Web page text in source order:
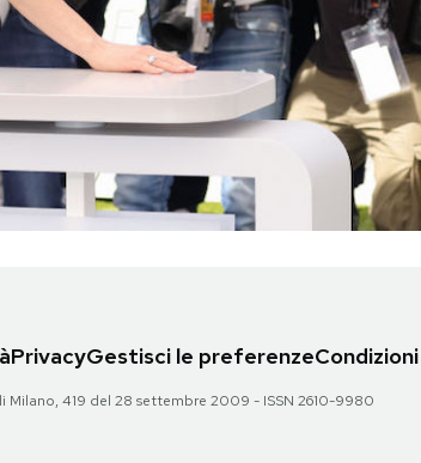
PrivacyGestisci le preferenze
Milano, 419 del 28 settembre 2009 - ISSN 2610-9980